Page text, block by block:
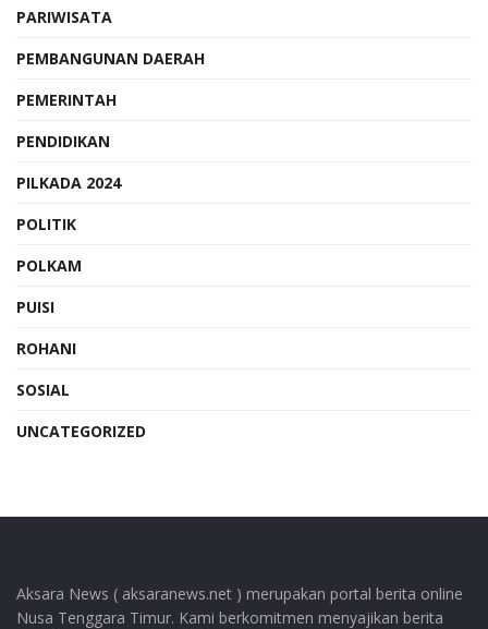
PARIWISATA
PEMBANGUNAN DAERAH
PEMERINTAH
PENDIDIKAN
PILKADA 2024
POLITIK
POLKAM
PUISI
ROHANI
SOSIAL
UNCATEGORIZED
Aksara News ( aksaranews.net ) merupakan portal berita online
Nusa Tenggara Timur. Kami berkomitmen menyajikan berita